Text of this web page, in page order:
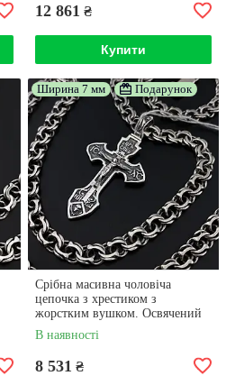
12 861 ₴
Купити
Ширина 7 мм Подарунок
Срібна масивна чоловіча
цепочка з хрестиком з
жорстким вушком. Освячений
хрест Спаси Сохрани та ланцюг,
60 см
В наявності
8 531 ₴